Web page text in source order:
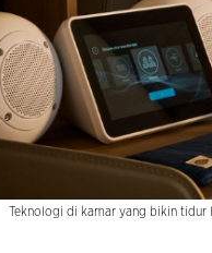
Teknologi di kamar yang bikin